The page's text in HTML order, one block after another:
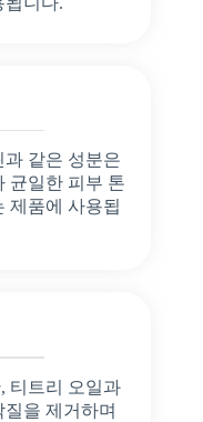
같은 성분은
균일한 피부 톤
제품에 사용됩
티트리 오일과
을 제거하며